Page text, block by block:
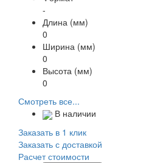
-
Длина (мм)
0
Ширина (мм)
0
Высота (мм)
0
Смотреть все...
В наличии
Заказать в 1 клик
Заказать с доставкой
Расчет стоимости